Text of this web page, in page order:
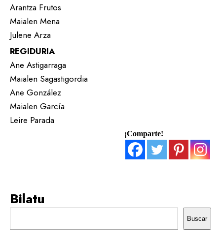
Arantza Frutos
Maialen Mena
Julene Arza
REGIDURIA
Ane Astigarraga
Maialen Sagastigordia
Ane González
Maialen García
Leire Parada
¡Comparte!
Bilatu
Buscar